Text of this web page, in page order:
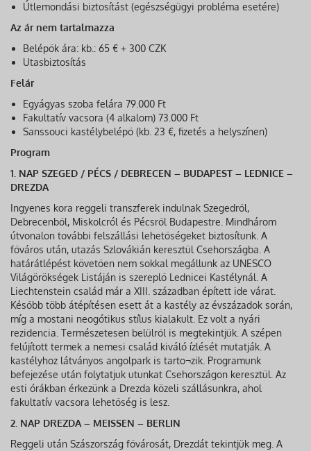
Útlemondási biztosítást (egészségügyi probléma esetére)
Az ár nem tartalmazza
Belépők ára: kb.: 65 € + 300 CZK
Utasbiztosítás
Felár
Egyágyas szoba felára 79.000 Ft
Fakultatív vacsora (4 alkalom) 73.000 Ft
Sanssouci kastélybelépő (kb. 23 €, fizetés a helyszínen)
Program
1. NAP SZEGED / PÉCS / DEBRECEN – BUDAPEST – LEDNICE –
DREZDA
Ingyenes kora reggeli transzferek indulnak Szegedről,
Debrecenből, Miskolcról és Pécsről Budapestre. Mindhárom
útvonalon további felszállási lehetőségeket biztosítunk. A
főváros után, utazás Szlovákián keresztül Csehországba. A
határátlépést követően nem sokkal megállunk az UNESCO
Világörökségek Listáján is szereplő Lednicei Kastélynál. A
Liechtenstein család már a XIII. században épített ide várat.
Később több átépítésen esett át a kastély az évszázadok során,
míg a mostani neogótikus stílus kialakult. Ez volt a nyári
rezidencia. Természetesen belülről is megtekintjük. A szépen
felújított termek a nemesi család kiváló ízlését mutatják. A
kastélyhoz látványos angolpark is tarto¬zik. Programunk
befejezése után folytatjuk utunkat Csehországon keresztül. Az
esti órákban érkezünk a Drezda közeli szállásunkra, ahol
fakultatív vacsora lehetőség is lesz.
2. NAP DREZDA – MEISSEN – BERLIN
Reggeli után Szászország fővárosát, Drezdát tekintjük meg. A